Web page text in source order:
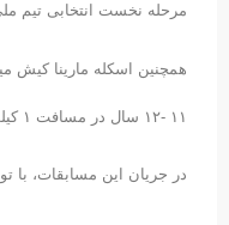
مرحله نخست انتخابی تیم ملی در نظر گرفته شده بود، روز
۱۱ -۱۲ سال در مسافت ۱ کیلومتر و شرکت کنندگان رده سنی ۱۳ -۱۴ سال در مسافت ۲ کیلومتر در آب های آزاد خلیج فارس باهم به رقابت پرداختند.
در جریان این مسابقات، با توجه به تقاضای زیاد در رده سنی زیر ۱۰